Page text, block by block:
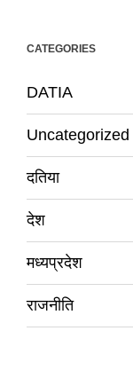
CATEGORIES
DATIA
Uncategorized
दतिया
देश
मध्यप्रदेश
राजनीति